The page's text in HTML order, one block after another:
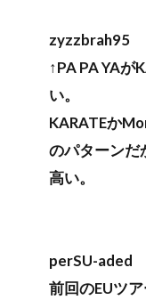
zyzzbrah95
↑PA PA YAが
い。
KARATEか
のパターンだ
高い。
perSU-aded
前回のEUツ